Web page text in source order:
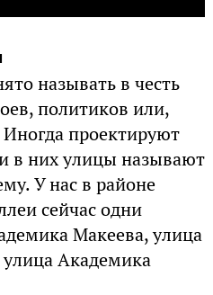
называть в честь
политиков или,
проектируют
в них улицы называют
У нас в районе
сейчас одни
Макеева, улица
Академика